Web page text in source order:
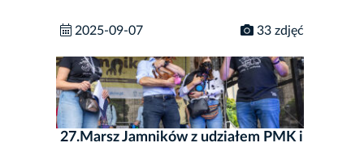
2025-09-07 33 zdjęć
27.Marsz Jamników z udziałem PMK i